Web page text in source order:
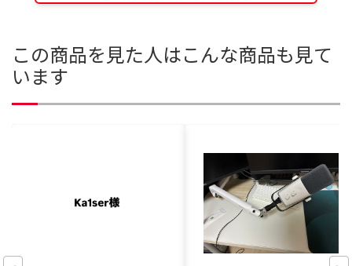
この商品を見た人はこんな商品も見て
います